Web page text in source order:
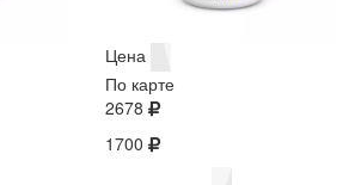
Цена
По карте
2678
1700